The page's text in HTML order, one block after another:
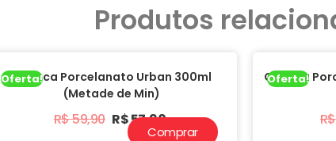
Produtos
Oferta!
Caneca Porcelanato Urban 300ml
(Metade de Min)
R$59,90 R$57,90
Oferta!
Caneca
R$
Comprar